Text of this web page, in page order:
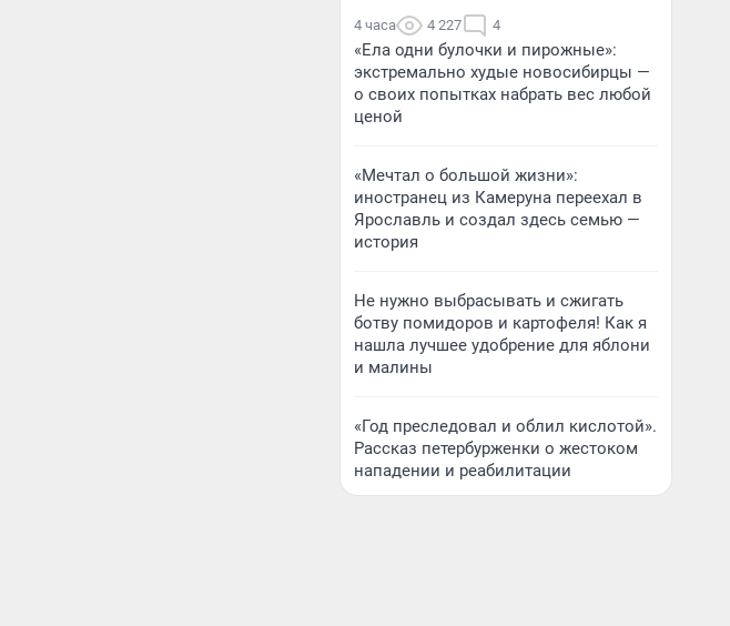
4 часа 4 227 4
«Ела одни булочки и пирожные»:
экстремально худые новосибирцы —
о своих попытках набрать вес любой
ценой
«Мечтал о большой жизни»:
иностранец из Камеруна переехал в
Ярославль и создал здесь семью —
история
Не нужно выбрасывать и сжигать
ботву помидоров и картофеля! Как я
нашла лучшее удобрение для яблони
и малины
«Год преследовал и облил кислотой».
Рассказ петербурженки о жестоком
нападении и реабилитации